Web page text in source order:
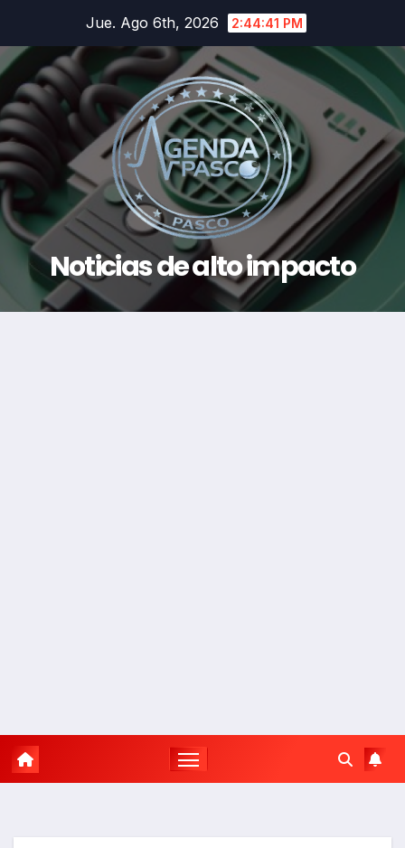
contenido
Jue. Ago 6th, 2026 2:44:42 PM
Noticias de alto impacto